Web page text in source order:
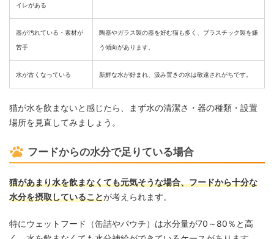
イレがある
器が汚れている・素材が
苦手
陶器やガラス製の器を好む猫も多く、プラスチック製を嫌
う傾向があります。
水が古くなっている 新鮮な水が好まれ、汲み置きの水は敬遠されがちです。
猫が水を飲まないと感じたら、まず水の清潔さ・器の種類・設置
場所を見直してみましょう。
フードからの水分で足りている場合
猫があまり水を飲まなくても元気そうな場合、フードから十分な
水分を摂取していることが考えられます。
特にウェットフード（缶詰やパウチ）は水分量が70～80％と高